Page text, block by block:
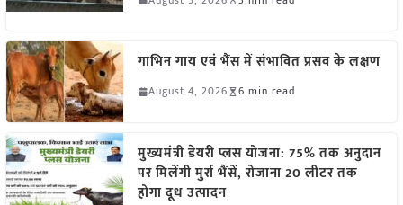
गाभिन गाय एवं भैंस में संभावित प्रसव के लक्षण
August 4, 2026 6 min read
मुख्यमंत्री डेयरी प्लस योजना: 75% तक अनुदान
पर मिलेंगी मुर्रा भैंसें, रोजाना 20 लीटर तक
होगा दूध उत्पादन